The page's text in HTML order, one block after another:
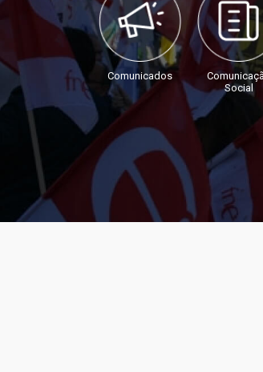
Comunicados
Social